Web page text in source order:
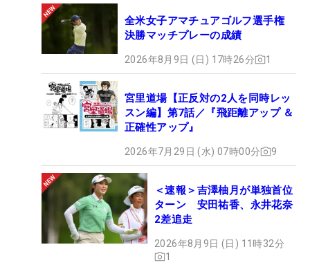
全米女子アマチュアゴルフ選手権
決勝マッチプレーの成績
2026年8月9日 (日) 17時26分 1
宮里道場【正反対の2人を同時レッ
スン編】第7話／『飛距離アップ ＆
正確性アップ』
2026年7月29日 (水) 07時00分 9
＜速報＞吉澤柚月が単独首位
ターン 安田祐香、永井花奈
2差追走
2026年8月9日 (日) 11時32分
1